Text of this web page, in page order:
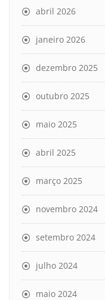
abril 2026
janeiro 2026
dezembro 2025
outubro 2025
maio 2025
abril 2025
março 2025
novembro 2024
setembro 2024
julho 2024
maio 2024